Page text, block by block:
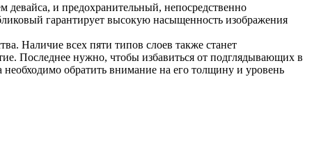
девайса, и предохранительный, непосредственно
гарантирует высокую насыщенность изображения
Наличие всех пяти типов слоев также станет
Последнее нужно, чтобы избавиться от подглядывающих в
необходимо обратить внимание на его толщину и уровень